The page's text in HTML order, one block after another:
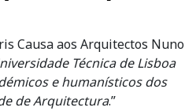
Causa aos Arquitectos Nuno
Técnica de Lisboa
e humanísticos dos
de Arquitectura.”